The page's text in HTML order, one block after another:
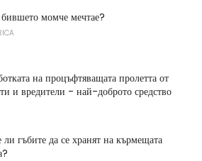
момче мечтае?
на процъфтяващата пролетта от
и вредители - най-доброто средство
гъбите да се хранят на кърмещата